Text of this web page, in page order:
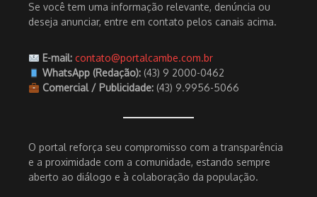
Se você tem uma informação relevante, denúncia ou
deseja anunciar, entre em contato pelos canais acima.
E-mail: contato@portalcambe.com.br
WhatsApp (Redação):(43) 9 2000-0462
Comercial / Publicidade:(43) 9.9956-5066
O portal reforça seu compromisso com a transparência
e a proximidade com a comunidade, estando sempre
aberto ao diálogo e à colaboração da população.